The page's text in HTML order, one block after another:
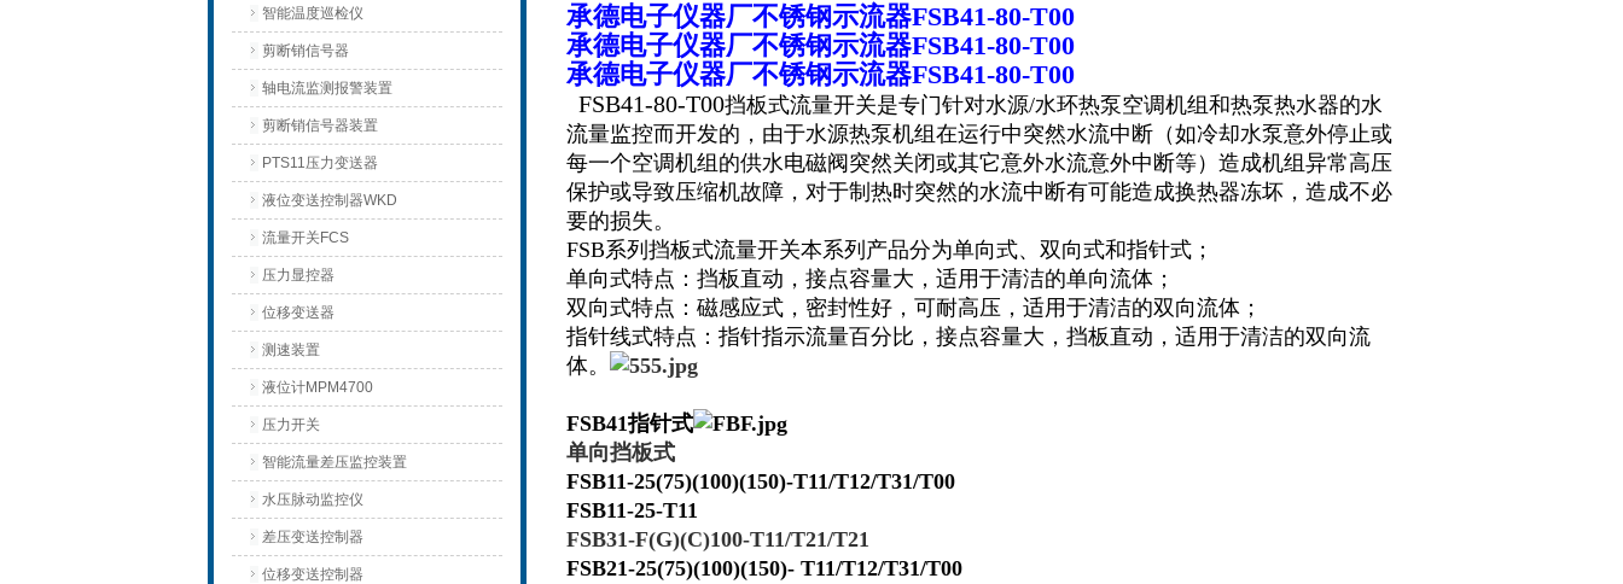
智能温度巡检仪
剪断销信号器
轴电流监测报警装置
剪断销信号器装置
PTS11压力变送器
液位变送控制器WKD
流量开关FCS
压力显控器
位移变送器
测速装置
液位计MPM4700
压力开关
智能流量差压监控装置
水压脉动监控仪
差压变送控制器
位移变送控制器
承德电子仪器厂不锈钢示流器FSB41-80-T00
承德电子仪器厂不锈钢示流器FSB41-80-T00
承德电子仪器厂不锈钢示流器FSB41-80-T00
FSB41-80-T00挡板式流量开关是专门针对水源/水环热泵空调机组和热泵热水器的水
流量监控而开发的，由于水源热泵机组在运行中突然水流中断（如冷却水泵意外停止或
每一个空调机组的供水电磁阀突然关闭或其它意外水流意外中断等）造成机组异常高压
保护或导致压缩机故障，对于制热时突然的水流中断有可能造成换热器冻坏，造成不必
要的损失。
FSB系列挡板式流量开关本系列产品分为单向式、双向式和指针式；
单向式特点：挡板直动，接点容量大，适用于清洁的单向流体；
双向式特点：磁感应式，密封性好，可耐高压，适用于清洁的双向流体；
指针线式特点：指针指示流量百分比，接点容量大，挡板直动，适用于清洁的双向流
体。
FSB41指针式
单向挡板式
FSB11-25(75)(100)(150)-T11/T12/T31/T00
FSB11-25-T11
FSB31-F(G)(C)100-T11/T21/T21
FSB21-25(75)(100)(150)- T11/T12/T31/T00